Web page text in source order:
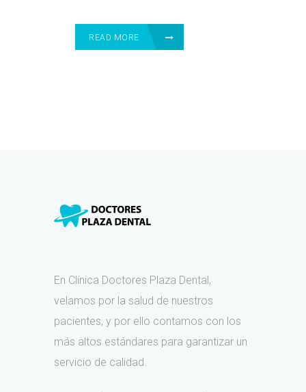
READ MORE
En Clínica Doctores Plaza Dental,
velamos por la salud de nuestros
pacientes, y por ello contamos con los
más altos estándares para garantizar un
servicio de calidad.